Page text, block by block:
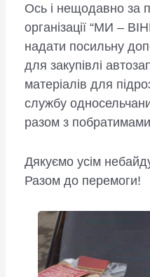
Ось і нещодавно за
організації “МИ –
надати посильну
для закупівлі
матеріалів для
службу
разом з
Дякуємо усім
Разом до перемоги!